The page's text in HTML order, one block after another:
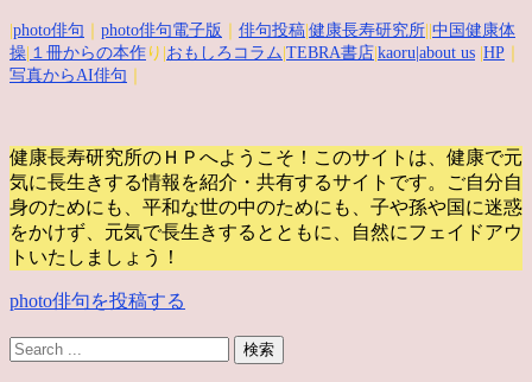
photo俳句 photo俳句電子版 俳句投稿 健康長寿研究所 中国健康体
操 １冊からの本作 り| おもしろコラム TEBRA書店 kaoru |about us HP
写真からAI俳句
健康長寿研究所のＨＰへようこそ！このサイトは、健康で元
気に長生きする情報を紹介・共有するサイトです。
ご自分自
身のためにも、平和な世の中のためにも、子や孫や国に迷惑
をかけず、元気で長生きするとともに、自然にフェイドアウ
トいたしましょう！
photo俳句を投稿する